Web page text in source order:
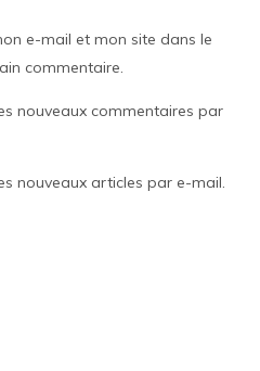
e-mail et mon site dans le
commentaire.
nouveaux commentaires par
nouveaux articles par e-mail.